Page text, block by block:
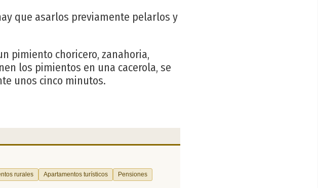
que asarlos previamente pelarlos y
pimiento choricero, zanahoria,
los pimientos en una cacerola, se
unos cinco minutos.